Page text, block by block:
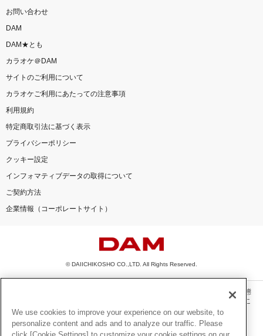
お問い合わせ
DAM
DAM★とも
カラオケ＠DAM
サイトのご利用について
カラオケご利用にあたっての注意事項
利用規約
特定商取引法に基づく表示
プライバシーポリシー
クッキー設定
インフォマティブデータの取得について
ご契約方法
企業情報（コーポレートサイト）
© DAIICHIKOSHO CO.,LTD. All Rights Reserved.
このサイトに掲載されている一切の文章・画像・写真・動画・音声等を、手段や形態
を問わず、著作権法の定める範囲を超えて無断で複製、転載、ファイル化などするこ
とを禁じます。
楽曲及びコンテンツは、機種によりご利用いただけない場合があります。
We use cookies to improve your experience on our website, to
personalize content and ads and to analyze our traffic. Please